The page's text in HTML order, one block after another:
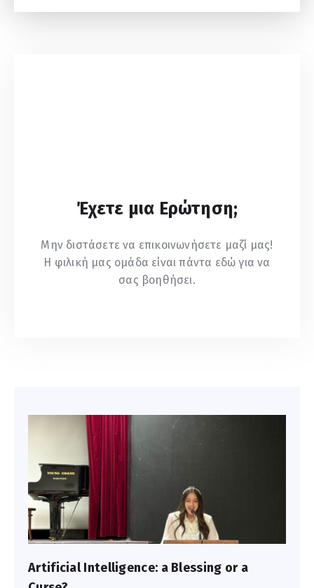
Έχετε μια Ερώτηση;
Μην διστάσετε να επικοινωνήσετε μαζί μας!
Η φιλική μας ομάδα είναι πάντα εδώ για να
σας βοηθήσει.
Επικοινωνία
Artificial Intelligence: a Blessing or a